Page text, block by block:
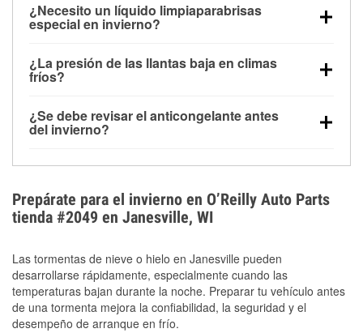
debajo de los 32 °F y puede perder hasta la mitad de
su potencia de arranque cerca de los 0 °F, lo que
arranque.
¿Necesito un líquido limpiaparabrisas
especial en invierno?
la congelación y ayuda a disolver la sal y la nieve
derretida en la carretera para mejorar la visibilidad.
¿La presión de las llantas baja en climas
fríos?
alrededor de 1 PSI por cada 10 °F que baja la
temperatura. Puedes obtener más información sobre
¿Se debe revisar el anticongelante antes
del invierno?
el sobrecalentamiento en condiciones de frío
extremo. Aprende cómo comprobar la protección
anticongelante en nuestra sección How-To.
Prepárate para el invierno en O’Reilly Auto Parts
tienda #2049 en Janesville, WI
Las tormentas de nieve o hielo en Janesville pueden
desarrollarse rápidamente, especialmente cuando las
temperaturas bajan durante la noche. Preparar tu vehículo antes
de una tormenta mejora la confiabilidad, la seguridad y el
desempeño de arranque en frío.